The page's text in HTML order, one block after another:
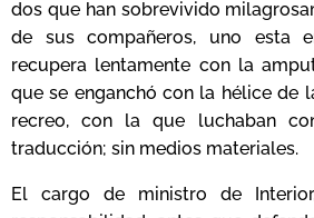
dos que han sobrevivido
de sus compañeros, uno esta
recupera lentamente con la
que se enganchó con la hélice de
recreo, con la que luchaban
traducción; sin medios materiales.
El cargo de ministro de